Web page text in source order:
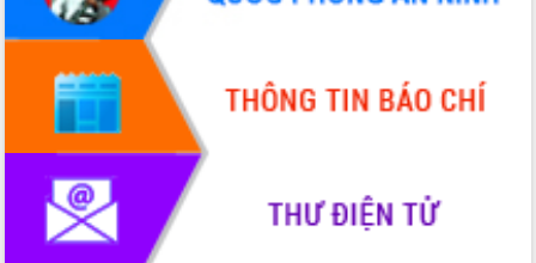
Hội nghị triển khai kết nối mạng
truyền số liệu chuyên dùng phục vụ cơ
quan Đảng, Nhà nước
Lễ phát động chuỗi hoạt động chung
tay làm sạch môi trường
Xã Ea Kar bước chuyển mình trong
công tác cải cách hành chính mô hình
mới
UBND tỉnh họp báo định kỳ tháng 4
năm 2026